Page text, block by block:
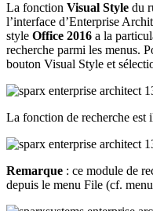
La fonction Visual Style du
l’interface d’Enterprise
style Office 2016 a la
recherche parmi les menus.
bouton Visual Style et
La fonction de recherche est
Remarque : ce module de
depuis le menu File (cf.